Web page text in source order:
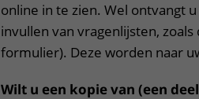
online in te zien. Wel ontvangt
invullen van vragenlijsten,
formulier). Deze worden naar
Wilt u een kopie van (een